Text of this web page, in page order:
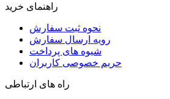
راهنمای خرید
نحوه ثبت سفارش
رویه ارسال سفارش
شیوه های پرداخت
حریم خصوصی کاربران
راه های ارتباطی